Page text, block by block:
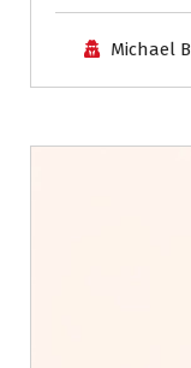
Michael